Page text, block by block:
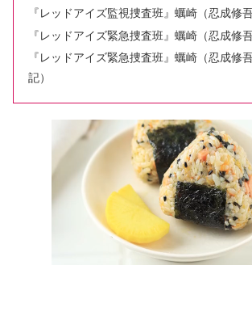
『レッドアイズ監視捜査班』蠣崎（忍成修
『レッドアイズ緊急捜査班』蠣崎（忍成修
『レッドアイズ緊急捜査班』蠣崎（忍成修
記）